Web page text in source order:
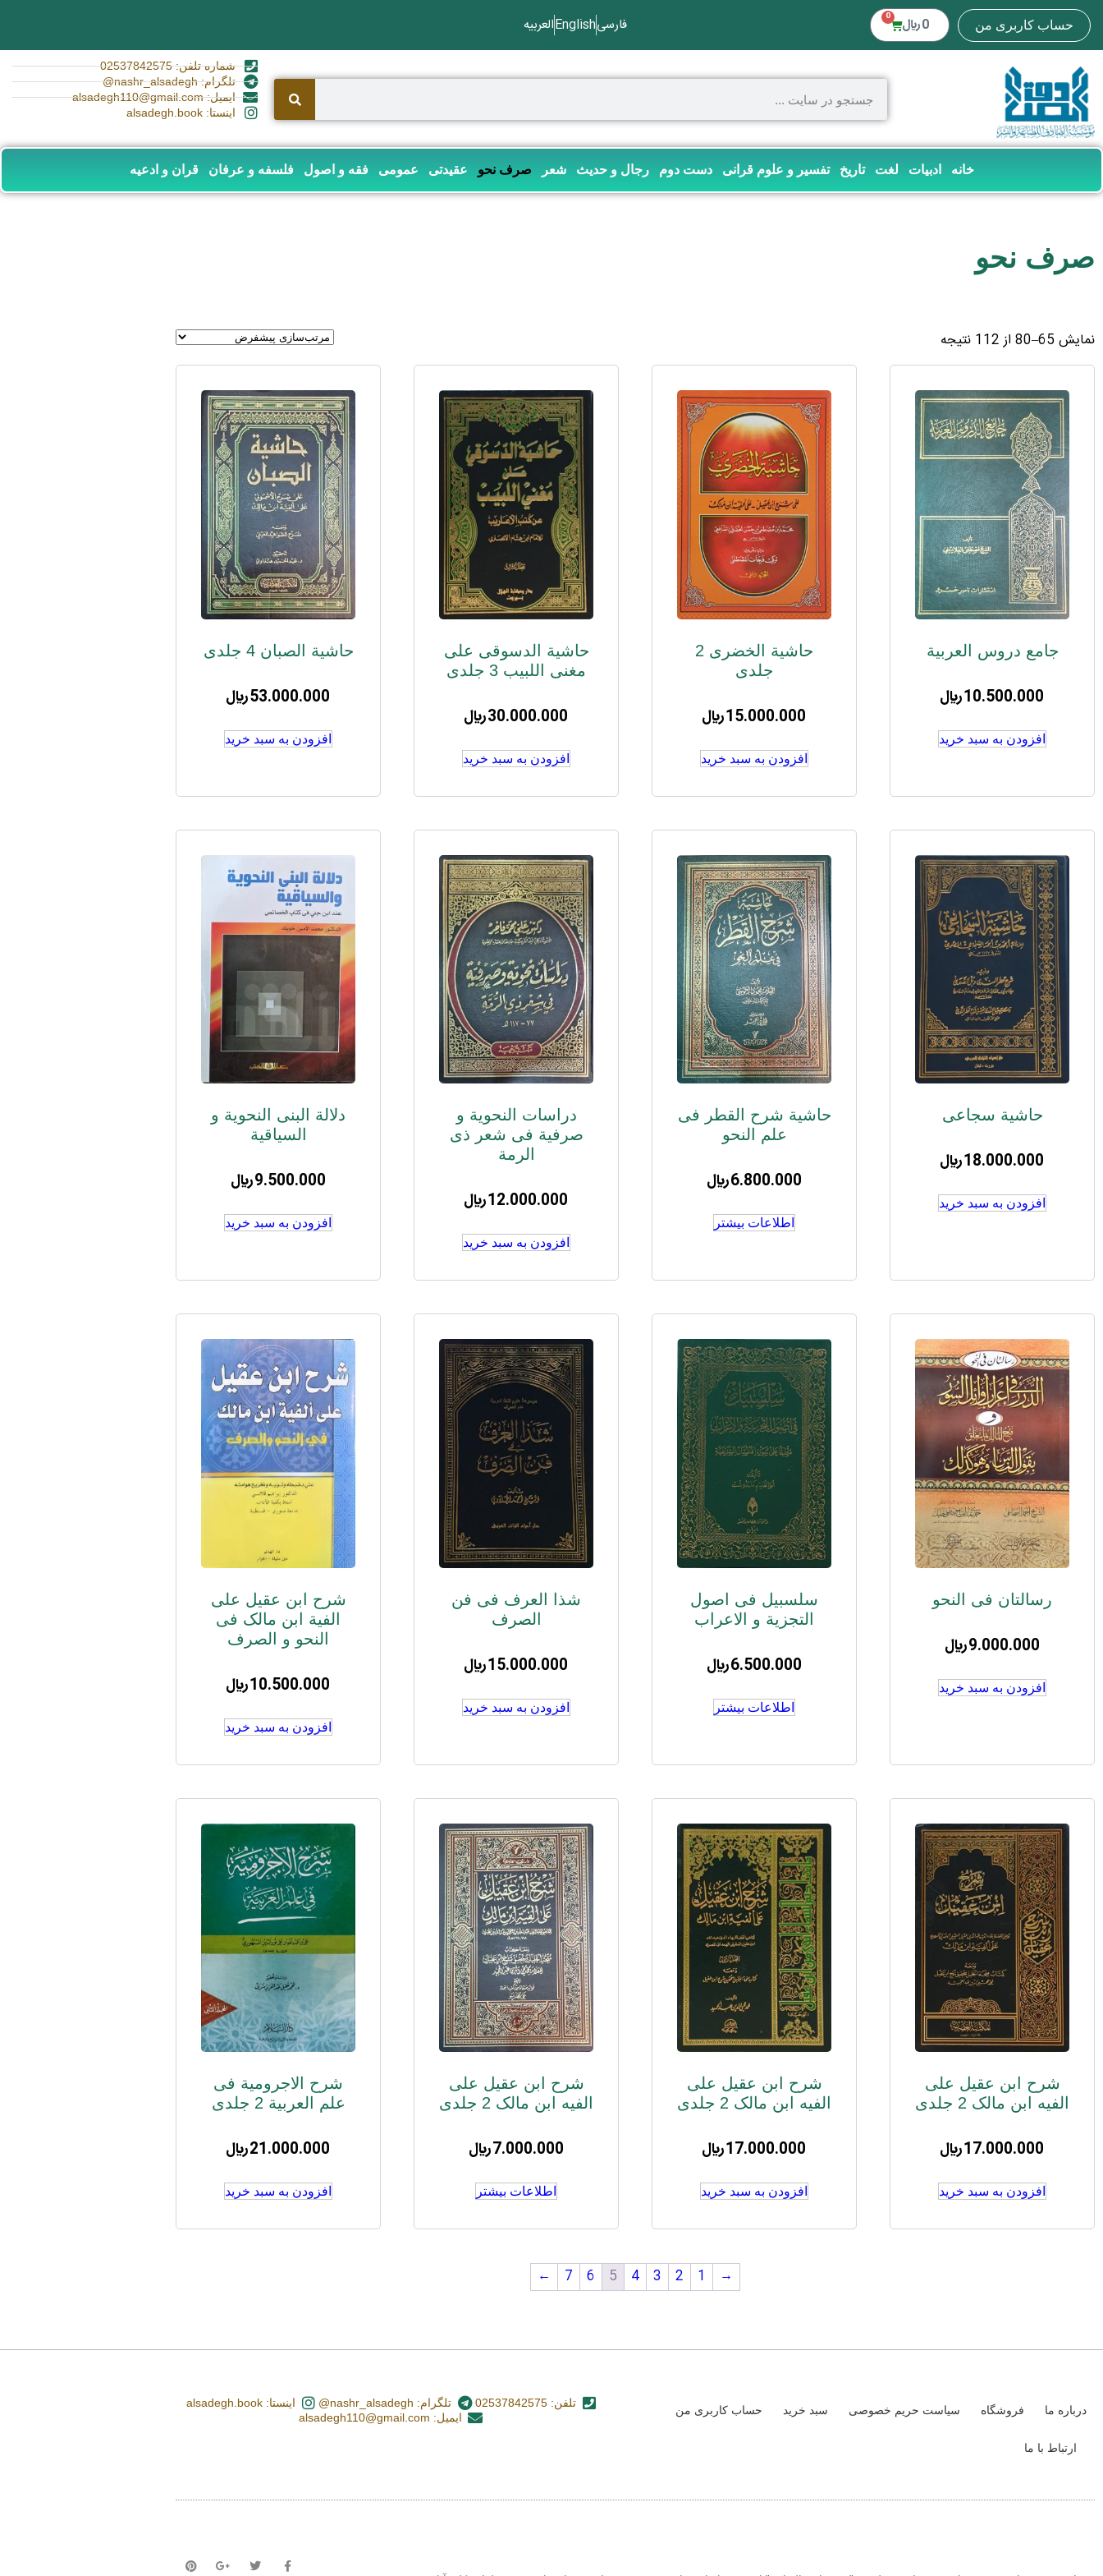
حساب کاربری من 0 ﷼ 0 فارسیEnglishالعربیه
شماره تلفن: 02537842575
تلگرام: nashr_alsadegh@
ایمیل: alsadegh110@gmail.com
اینستا: alsadegh.book
خانه ادبیات لغت تاریخ تفسیر و علوم قرانی دست دوم رجال و حدیث شعر صرف نحو عقیدتی عمومی فقه و اصول فلسفه و عرفان قران و ادعیه
صرف نحو
نمایش 65–80 از 112 نتیجه
جامع دروس العربیة
10.500.000﷼
افزودن به سبد خرید
حاشیة الخضری 2
جلدی
15.000.000﷼
افزودن به سبد خرید
حاشیة الدسوقی علی
مغنی اللبیب 3 جلدی
30.000.000﷼
افزودن به سبد خرید
حاشیة الصبان 4 جلدی
53.000.000﷼
افزودن به سبد خرید
حاشیة سجاعی
18.000.000﷼
افزودن به سبد خرید
حاشیة شرح القطر فی
علم النحو
6.800.000﷼
اطلاعات بیشتر
دراسات النحویة و
صرفیة فی شعر ذی
الرمة
12.000.000﷼
افزودن به سبد خرید
دلالة البنی النحویة و
السیاقیة
9.500.000﷼
افزودن به سبد خرید
رسالتان فی النحو
9.000.000﷼
افزودن به سبد خرید
سلسبیل فی اصول
التجزیة و الاعراب
6.500.000﷼
اطلاعات بیشتر
شذا العرف فی فن
الصرف
15.000.000﷼
افزودن به سبد خرید
شرح ابن عقیل علی
الفیة ابن مالک فی
النحو و الصرف
10.500.000﷼
افزودن به سبد خرید
شرح ابن عقیل علی
الفیه ابن مالک 2 جلدی
17.000.000﷼
افزودن به سبد خرید
شرح ابن عقیل علی
الفیه ابن مالک 2 جلدی
17.000.000﷼
افزودن به سبد خرید
شرح ابن عقیل علی
الفیه ابن مالک 2 جلدی
7.000.000﷼
اطلاعات بیشتر
شرح الاجرومیة فی
علم العربیة 2 جلدی
21.000.000﷼
افزودن به سبد خرید
→
1
2
3
4
5
6
7
←
درباره ما فروشگاه سیاست حریم خصوصی سبد خرید حساب کاربری من
ارتباط با ما
تلفن: 02537842575 تلگرام: nashr_alsadegh@
اینستا: alsadegh.book
ایمیل: alsadegh110@gmail.com